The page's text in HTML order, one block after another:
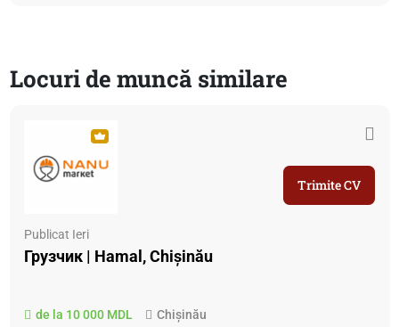
Locuri de muncă similare
Publicat Ieri
Грузчик | Hamal, Chişinău
de la 10 000 MDL Chișinău
Trimite CV